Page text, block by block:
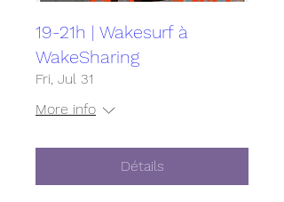
19-21h | Wakesurf à
WakeSharing
Fri, Jul 31
More info
Détails